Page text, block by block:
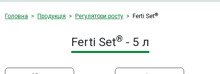
Головна
Головна Продукція Регулятори росту Ferti Set®
Ferti Set® - 5 л